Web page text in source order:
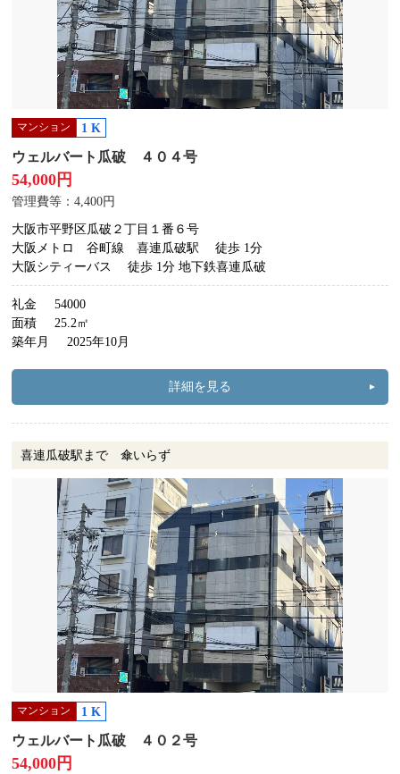
マンション 1 K
ウェルバート瓜破 ４０４号
54,000円
管理費等：4,400円
大阪市平野区瓜破２丁目１番６号
大阪メトロ 谷町線 喜連瓜破駅 徒歩 1分
大阪シティーバス
徒歩 1分 地下鉄喜連瓜破
礼金
54000
面積
25.2㎡
築年月
2025年10月
詳細を見る
喜連瓜破駅まで 傘いらず
マンション 1 K
ウェルバート瓜破 ４０２号
54,000円